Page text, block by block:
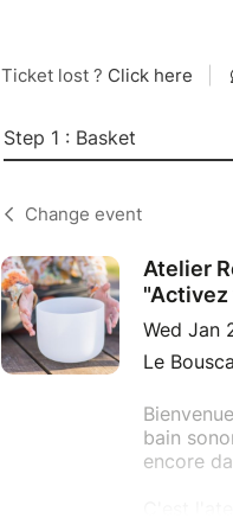
Ticket lost ? Click here
Step 1 : Basket
Change event
Atelier
Wed Jan
Le
bain
encore